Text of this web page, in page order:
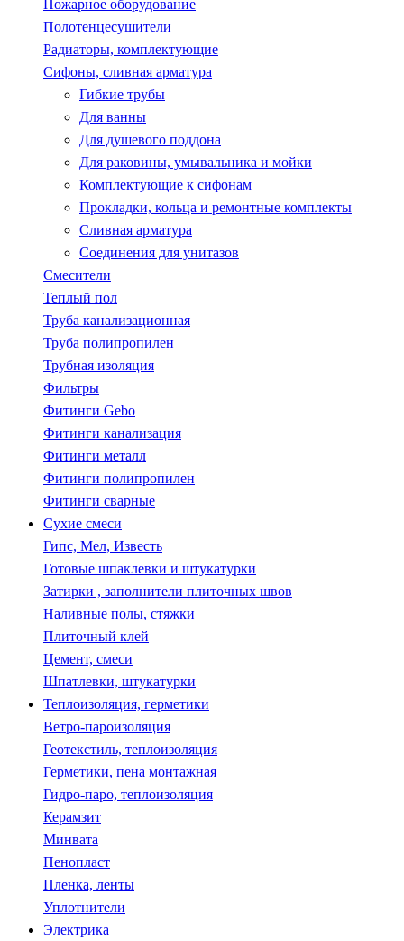
Пожарное оборудование
Полотенцесушители
Радиаторы, комплектующие
Сифоны, сливная арматура
Гибкие трубы
Для ванны
Для душевого поддона
Для раковины, умывальника и мойки
Комплектующие к сифонам
Прокладки, кольца и ремонтные комплекты
Сливная арматура
Соединения для унитазов
Смесители
Теплый пол
Труба канализационная
Труба полипропилен
Трубная изоляция
Фильтры
Фитинги Gebo
Фитинги канализация
Фитинги металл
Фитинги полипропилен
Фитинги сварные
Сухие смеси
Гипс, Мел, Известь
Готовые шпаклевки и штукатурки
Затирки , заполнители плиточных швов
Наливные полы, стяжки
Плиточный клей
Цемент, смеси
Шпатлевки, штукатурки
Теплоизоляция, герметики
Ветро-пароизоляция
Геотекстиль, теплоизоляция
Герметики, пена монтажная
Гидро-паро, теплоизоляция
Керамзит
Минвата
Пенопласт
Пленка, ленты
Уплотнители
Электрика